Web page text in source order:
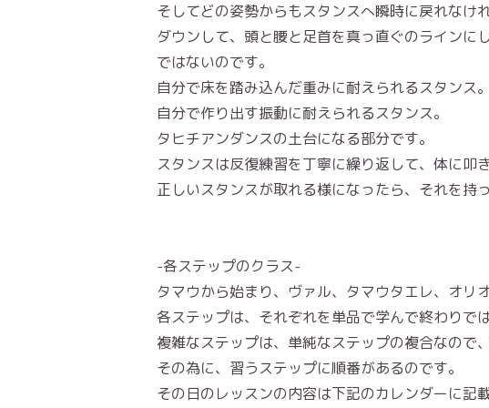
そしてどの姿勢からもスタンスへ瞬時に戻れなけ
ダウンして、頭と腰と足首を真っ直ぐのラインに
ではないのです。
自分で床を踏み込んだ重みに耐えられるスタンス。
自分で作り出す振動に耐えられるスタンス。
タヒチアンダンスの土台になる部分です。
スタンスは反復練習を丁寧に繰り返して、体に叩
正しいスタンスが取れる様になったら、それを持
-各ステップのクラス-
タマウから始まり、ヴァル、タマウタエレ、オリ
各ステップは、それぞれを単品で学んで終わりで
複雑なステップは、単純なステップの複合なので
その為に、習うステップに順番があるのです。
その日のレッスンの内容は下記のカレンダーに記載